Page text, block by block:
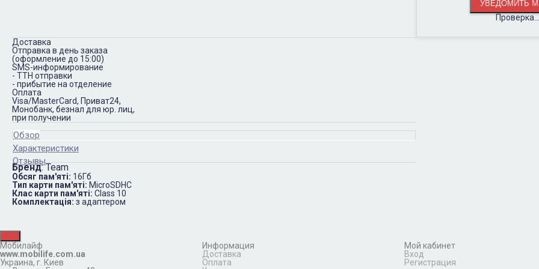
Проверка...
Доставка
Отправка в день заказа
(оформление до 15:00)
SMS-информирование
- ТТН отправки
- прибытие на отделение
Оплата
Visa/MasterCard, Приват24,
Монобанк, безнал для юр. лиц,
при получении
Обзор
Характеристики
Отзывы
Бренд:Team
Обсяг пам'яті: 16Гб
Тип карти пам'яті: MicroSDHC
Клас карти пам'яті: Class 10
Комплектація: з адаптером
Мобилайф
www.mobilife.com.ua
Украина, г. Киев
Информация
Доставка
Оплата
Мой кабинет
Вход
Регистрация